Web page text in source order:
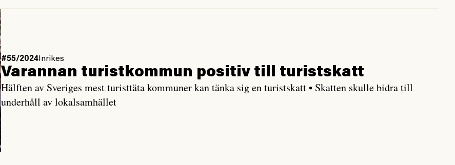
#55/2024Inrikes
Varannan turist­kommun positiv till turistskatt
Hälften av Sveriges mest turisttäta kommuner kan tänka sig en turistskatt • Skatten skulle bidra till
underhåll av lokalsamhället